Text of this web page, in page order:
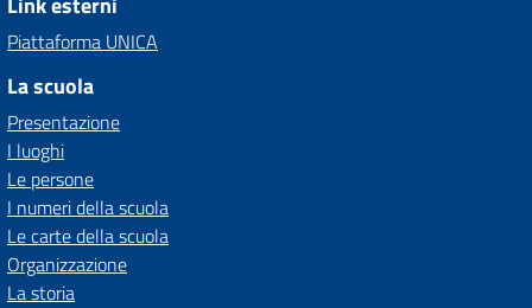
Piattaforma UNICA
La scuola
Presentazione
I luoghi
Le persone
I numeri della scuola
Le carte della scuola
Organizzazione
La storia